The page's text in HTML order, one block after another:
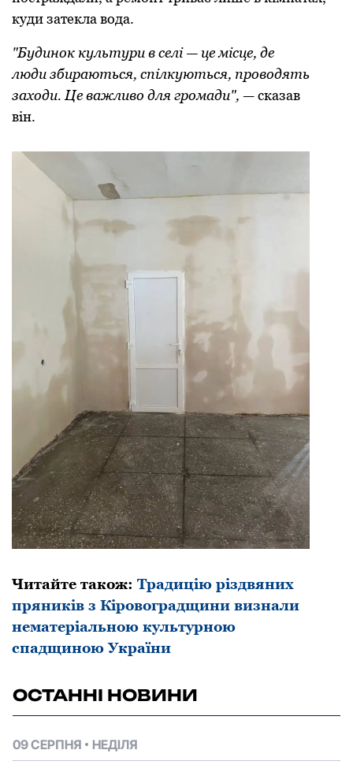
куди затекла вода.
"Будинок культури в селі — це місце, де
люди збираються, спілкуються, проводять
заходи. Це важливо для громади", — сказав
він.
Читайте також: Традицію різдвяних
пряників з Кіровоградщини визнали
нематерiальною культурною
спадщиною України
ОСТАННІ НОВИНИ
09 СЕРПНЯ НЕДІЛЯ